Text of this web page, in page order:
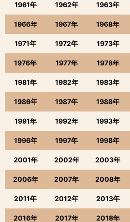
1961年 1962年 1963年
1966年 1967年 1968年
1971年 1972年 1973年
1976年 1977年 1978年
1981年 1982年 1983年
1986年 1987年 1988年
1991年 1992年 1993年
1996年 1997年 1998年
2001年 2002年 2003年
2006年 2007年 2008年
2011年 2012年 2013年
2016年 2017年 2018年